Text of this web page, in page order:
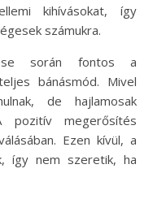
kihívásokat, így
számukra.
során fontos a
bánásmód. Mivel
de hajlamosak
pozitív megerősítés
Ezen kívül, a
így nem szeretik, ha